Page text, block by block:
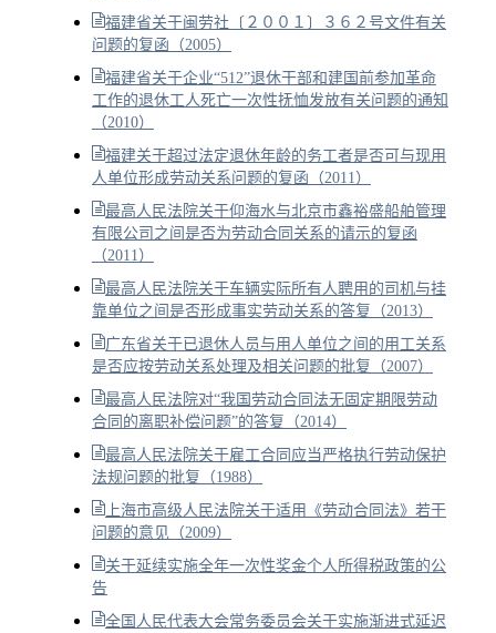
福建省关于闽劳社〔２００１〕３６２号文件有关
问题的复函（2005）
福建省关于企业“512”退休干部和建国前参加革命
工作的退休工人死亡一次性抚恤发放有关问题的通知
（2010）
福建关于超过法定退休年龄的务工者是否可与现用
人单位形成劳动关系问题的复函（2011）
最高人民法院关于仰海水与北京市鑫裕盛船舶管理
有限公司之间是否为劳动合同关系的请示的复函
（2011）
最高人民法院关于车辆实际所有人聘用的司机与挂
靠单位之间是否形成事实劳动关系的答复（2013）
广东省关于已退休人员与用人单位之间的用工关系
是否应按劳动关系处理及相关问题的批复（2007）
最高人民法院对“我国劳动合同法无固定期限劳动
合同的离职补偿问题”的答复（2014）
最高人民法院关于雇工合同应当严格执行劳动保护
法规问题的批复（1988）
上海市高级人民法院关于适用《劳动合同法》若干
问题的意见（2009）
关于延续实施全年一次性奖金个人所得税政策的公
告
全国人民代表大会常务委员会关于实施渐进式延迟